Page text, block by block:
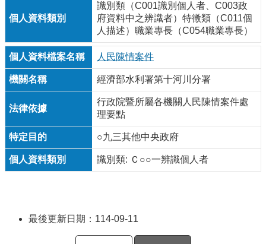
識別類（C001識別個人者、C003政
府資料中之辨識者）特徵類（C011個
人描述）職業專長（C054職業專長）
人民陳情案件
經濟部水利署第十河川分署
行政院暨所屬各機關人民陳情案件處
理要點
○九三其他中央政府
識別類: Ｃ○○一辨識個人者
最後更新日期：114-09-11